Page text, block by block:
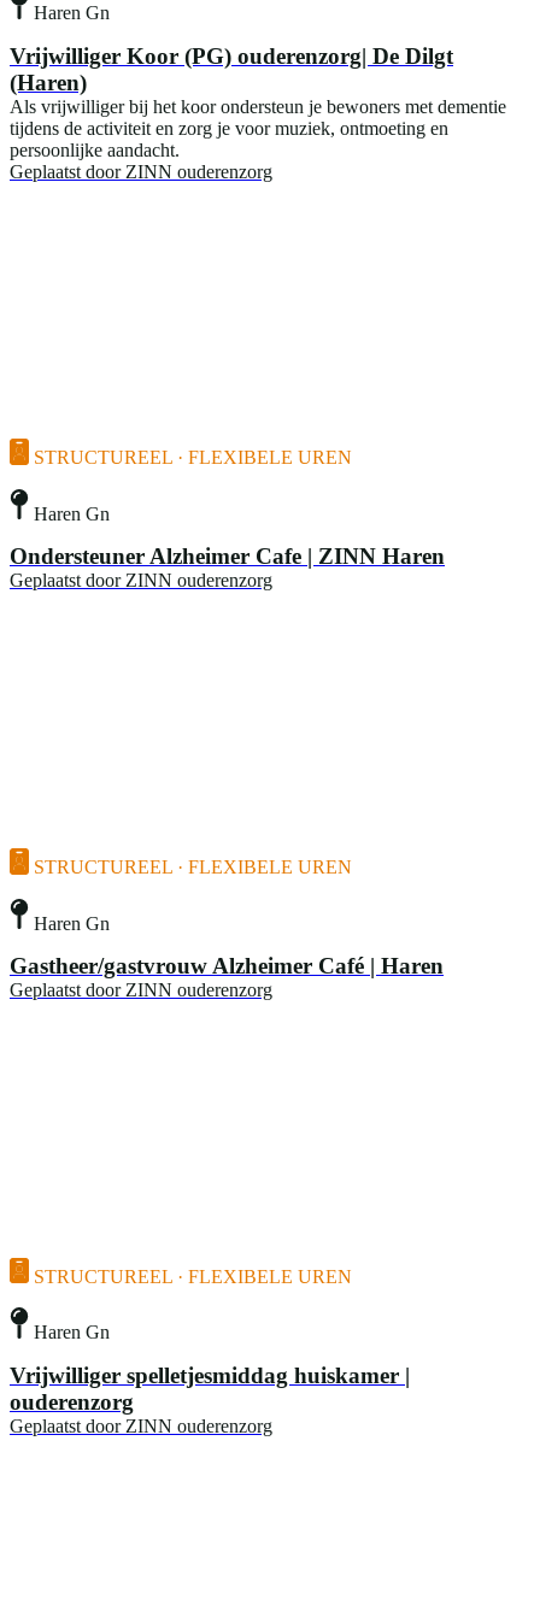
Haren Gn
Vrijwilliger Koor (PG) ouderenzorg| De Dilgt
(Haren)
Als vrijwilliger bij het koor ondersteun je bewoners met dementie
tijdens de activiteit en zorg je voor muziek, ontmoeting en
persoonlijke aandacht.
Geplaatst door ZINN ouderenzorg
STRUCTUREEL · FLEXIBELE UREN
Haren Gn
Ondersteuner Alzheimer Cafe | ZINN Haren
Geplaatst door ZINN ouderenzorg
STRUCTUREEL · FLEXIBELE UREN
Haren Gn
Gastheer/gastvrouw Alzheimer Café | Haren
Geplaatst door ZINN ouderenzorg
STRUCTUREEL · FLEXIBELE UREN
Haren Gn
Vrijwilliger spelletjesmiddag huiskamer |
ouderenzorg
Geplaatst door ZINN ouderenzorg